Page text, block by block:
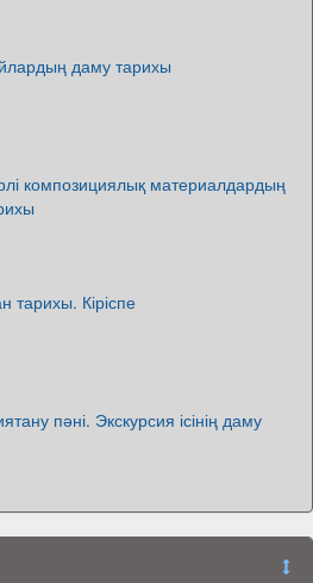
даму тарихы
композициялық материалдардың
тарихы. Кіріспе
пәні. Экскурсия ісінің даму